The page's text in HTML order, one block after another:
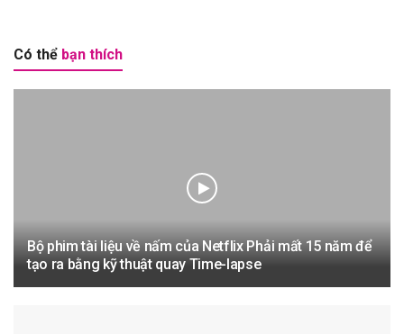
Có thể bạn thích
Bộ phim tài liệu về nấm của Netflix Phải mất 15 năm để
tạo ra bằng kỹ thuật quay Time-lapse